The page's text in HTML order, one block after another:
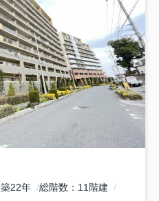
築22年 総階数
11階建